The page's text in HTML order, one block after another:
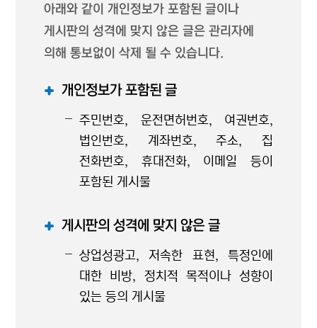
아래와 같이 개인정보가 포함된 글이나
게시판의 성격에 맞지 않은 글은 관리자에
의해 통보없이 삭제 될 수 있습니다.
개인정보가 포함된 글
주민번호, 운전면허번호, 여권번호,
법인번호, 계좌번호, 주소, 집
전화번호, 휴대전화, 이메일 등이
포함된 게시물
게시판의 성격에 맞지 않은 글
상업성광고, 저속한 표현, 특정인에
대한 비방, 정치적 목적이나 성향이
있는 등의 게시물